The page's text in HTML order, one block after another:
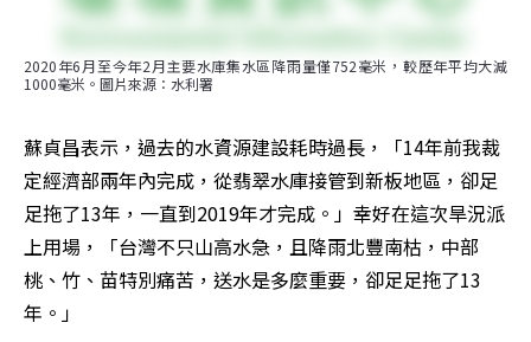
2020年6月至今年2月主要水庫集水區降雨量僅752毫米，較歷年平均大減
1000毫米。圖片來源：水利署
蘇貞昌表示，過去的水資源建設耗時過長，「14年前我裁
定經濟部兩年內完成，從翡翠水庫接管到新板地區，卻足
足拖了13年，一直到2019年才完成。」幸好在這次旱況派
上用場，「台灣不只山高水急，且降雨北豐南枯，中部
桃、竹、苗特別痛苦，送水是多麼重要，卻足足拖了13
年。」